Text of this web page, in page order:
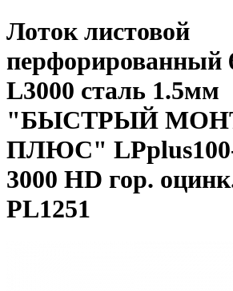
Лоток листовой
перфорированный
L3000 сталь 1.5мм
"БЫСТРЫЙ
ПЛЮС" LPplus100-
3000 HD гор.
PL1251